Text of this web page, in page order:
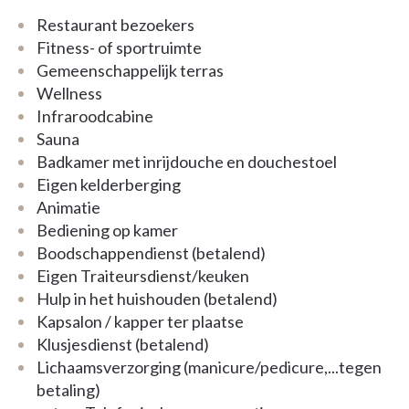
Restaurant bezoekers
Fitness- of sportruimte
Gemeenschappelijk terras
Wellness
Infraroodcabine
Sauna
Badkamer met inrijdouche en douchestoel
Eigen kelderberging
Animatie
Bediening op kamer
Boodschappendienst (betalend)
Eigen Traiteursdienst/keuken
Hulp in het huishouden (betalend)
Kapsalon / kapper ter plaatse
Klusjesdienst (betalend)
Lichaamsverzorging (manicure/pedicure,...tegen
betaling)